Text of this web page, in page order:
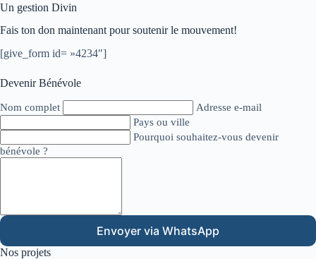
Un gestion Divin
Fais ton don maintenant pour soutenir le mouvement!
[give_form id= »4234″]
Devenir Bénévole
Nom complet
Adresse e-mail
Pays ou ville
Pourquoi souhaitez-vous devenir
bénévole ?
Envoyer via WhatsApp
Nos projets